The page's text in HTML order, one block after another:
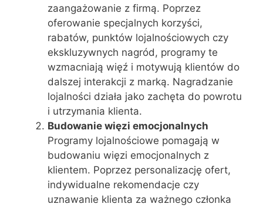
zaangażowanie z firmą. Poprzez
oferowanie specjalnych korzyści,
rabatów, punktów lojalnościowych czy
ekskluzywnych nagród, programy te
wzmacniają więź i motywują klientów do
dalszej interakcji z marką. Nagradzanie
lojalności działa jako zachęta do powrotu
i utrzymania klienta.
Budowanie więzi emocjonalnych
Programy lojalnościowe pomagają w
budowaniu więzi emocjonalnych z
klientem. Poprzez personalizację ofert,
indywidualne rekomendacje czy
uznawanie klienta za ważnego członka